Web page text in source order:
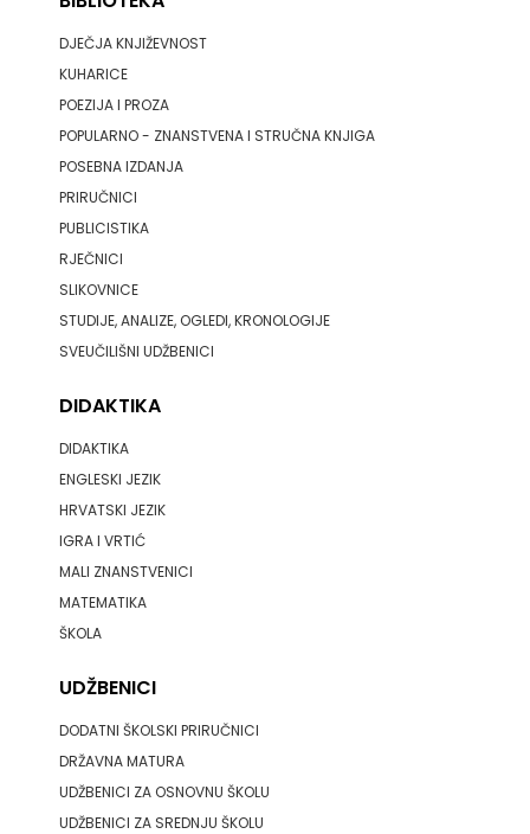
PLANJAX
KOMERC
POETIKA
POPULUS
PULS
RADIOTELEVIZIJA
HERCEG-
BOSNE
SALESIANA
SANDORF
Scriptura
media
j.d.o.o.
SONJA
DJEČJA KNJIŽEVNOST
KUHARICE
POEZIJA I PROZA
POPULARNO - ZNANSTVENA I STRUČNA KNJIGA
POSEBNA IZDANJA
PRIRUČNICI
PUBLICISTIKA
RJEČNICI
SLIKOVNICE
STUDIJE, ANALIZE, OGLEDI, KRONOLOGIJE
SVEUČILIŠNI UDŽBENICI
DIDAKTIKA
DIDAKTIKA
ENGLESKI JEZIK
HRVATSKI JEZIK
IGRA I VRTIĆ
MALI ZNANSTVENICI
MATEMATIKA
ŠKOLA
UDŽBENICI
DODATNI ŠKOLSKI PRIRUČNICI
DRŽAVNA MATURA
UDŽBENICI ZA OSNOVNU ŠKOLU
UDŽBENICI ZA SREDNJU ŠKOLU